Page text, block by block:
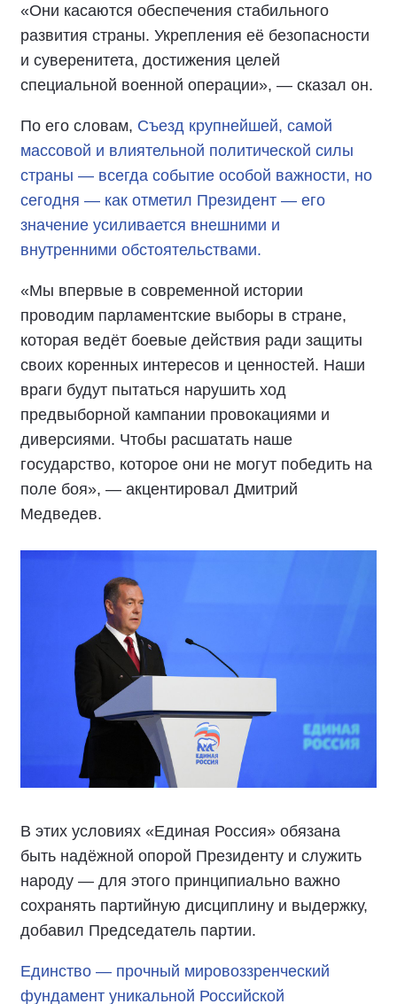
«Они касаются обеспечения стабильного
развития страны. Укрепления её безопасности
и суверенитета, достижения целей
специальной военной операции», — сказал он.
По его словам, Съезд крупнейшей, самой
массовой и влиятельной политической силы
страны — всегда событие особой важности, но
сегодня — как отметил Президент — его
значение усиливается внешними и
внутренними обстоятельствами.
«Мы впервые в современной истории
проводим парламентские выборы в стране,
которая ведёт боевые действия ради защиты
своих коренных интересов и ценностей. Наши
враги будут пытаться нарушить ход
предвыборной кампании провокациями и
диверсиями. Чтобы расшатать наше
государство, которое они не могут победить на
поле боя», — акцентировал Дмитрий
Медведев.
В этих условиях «Единая Россия» обязана
быть надёжной опорой Президенту и служить
народу — для этого принципиально важно
сохранять партийную дисциплину и выдержку,
добавил Председатель партии.
Единство — прочный мировоззренческий
фундамент уникальной Российской